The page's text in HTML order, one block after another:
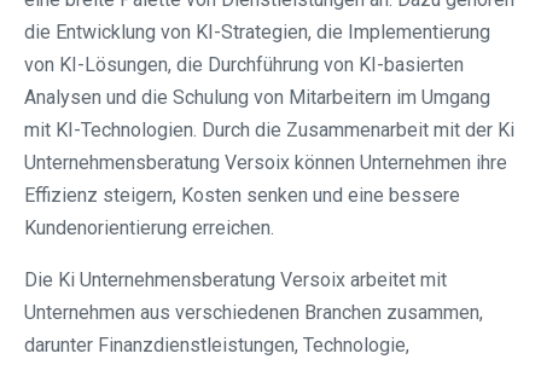
die Entwicklung von KI-Strategien, die Implementierung
von KI-Lösungen, die Durchführung von KI-basierten
Analysen und die Schulung von Mitarbeitern im Umgang
mit KI-Technologien. Durch die Zusammenarbeit mit der Ki
Unternehmensberatung Versoix können Unternehmen ihre
Effizienz steigern, Kosten senken und eine bessere
Kundenorientierung erreichen.
Die Ki Unternehmensberatung Versoix arbeitet mit
Unternehmen aus verschiedenen Branchen zusammen,
darunter Finanzdienstleistungen, Technologie,